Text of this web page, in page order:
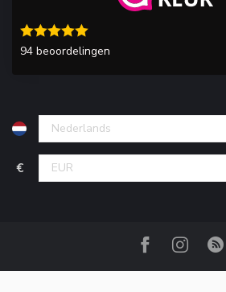
94 beoordelingen
€